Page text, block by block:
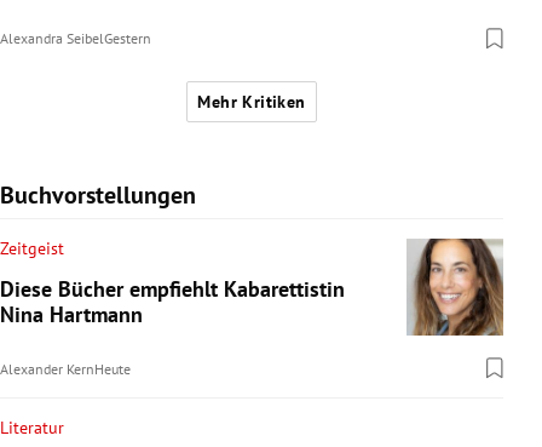
Alexandra SeibelGestern
Mehr Kritiken
Buchvorstellungen
Zeitgeist
Diese Bücher empfiehlt Kabarettistin
Nina Hartmann
Alexander KernHeute
Literatur